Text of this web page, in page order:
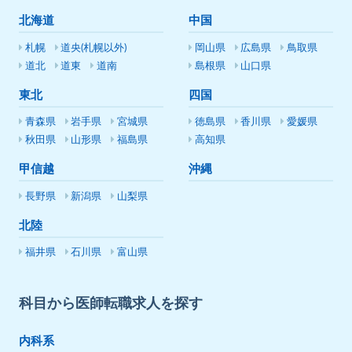
北海道
札幌
道央(札幌以外)
道北
道東 道南
東北
青森県 岩手県
宮城県
秋田県
山形県 福島県
甲信越
長野県 新潟県 山梨県
北陸
福井県 石川県 富山県
中国
岡山県 広島県
鳥取県
島根県
山口県
四国
徳島県 香川県
愛媛県
高知県
沖縄
科目から医師転職求人を探す
内科系